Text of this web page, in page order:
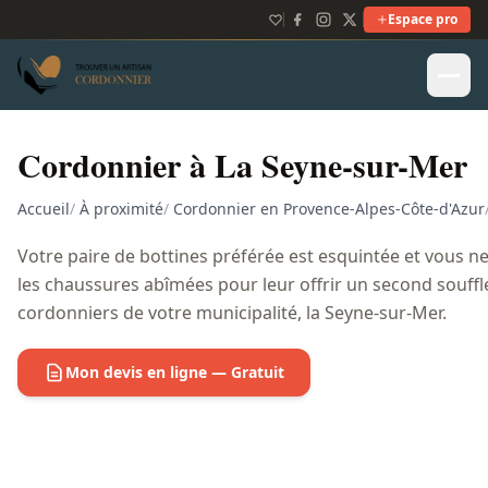
Espace pro
Cordonnier à La Seyne-sur-Mer
Accueil/ À proximité/ Cordonnier en Provence-Alpes-Côte-d'Azur
Votre paire de bottines préférée est esquintée et vous
les chaussures abîmées pour leur offrir un second
cordonniers de votre municipalité, la Seyne-sur-Mer.
Mon devis en ligne — Gratuit